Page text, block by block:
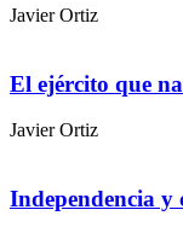
Javier Ortiz
El ejército que
Javier Ortiz
Independencia y